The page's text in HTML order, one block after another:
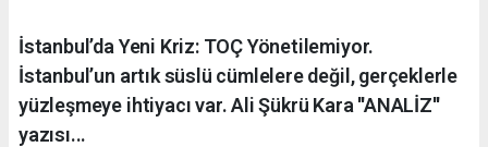
İstanbul’da Yeni Kriz: TOÇ Yönetilemiyor.
İstanbul’un artık süslü cümlelere değil, gerçeklerle
yüzleşmeye ihtiyacı var. Ali Şükrü Kara ''ANALİZ''
yazısı...